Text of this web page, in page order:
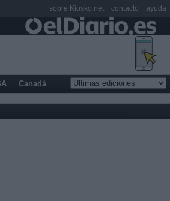
Canadá
sobre Kiosko.net contacto ayuda